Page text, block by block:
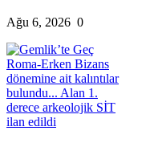
Ağu 6, 2026 0